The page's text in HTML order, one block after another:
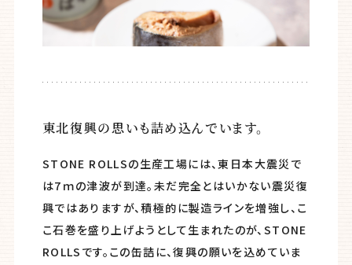
東北復興の思いも詰め込んでいます。
STONE ROLLSの生産工場には、東日本大震災で
は7ｍの津波が到達。未だ完全とはいかない震災復
興ではありますが、積極的に製造ラインを増強し、こ
こ石巻を盛り上げようとして生まれたのが、STONE
ROLLSです。この缶詰に、復興の願いを込めていま